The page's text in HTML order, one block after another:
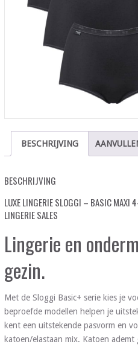
BESCHRIJVING
BESCHRIJVING
LUXE LINGERIE SLOGGI – BASIC MAXI
LINGERIE SALES
Lingerie en
gezin.
Met de Sloggi Basic+ serie kies je
beproefde modellen helpen je
kent een uitstekende pasvorm en
katoen/elastaan mix. Katoen